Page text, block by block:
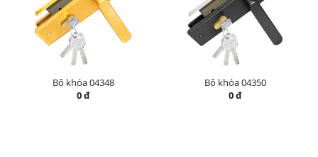
Bộ khóa 04348
0 đ
Bộ khóa 04350
0 đ